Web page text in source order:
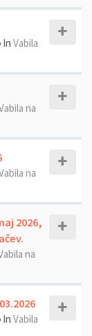
In Vabila
na
na
2026,
na
In Vabila